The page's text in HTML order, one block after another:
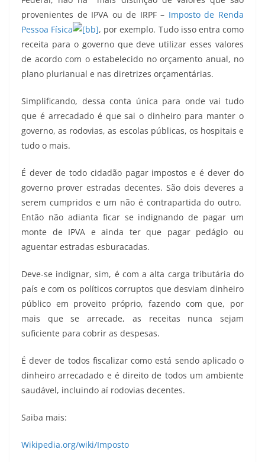
provenientes de IPVA ou de IRPF – Imposto de Renda
Pessoa Física
, por exemplo. Tudo isso entra como
receita para o governo que deve utilizar esses valores
de acordo com o estabelecido no orçamento anual, no
plano plurianual e nas diretrizes orçamentárias.
Simplificando, dessa conta única para onde vai tudo
que é arrecadado é que sai o dinheiro para manter o
governo, as rodovias, as escolas públicas, os hospitais e
tudo o mais.
É dever de todo cidadão pagar impostos e é dever do
governo prover estradas decentes. São dois deveres a
serem cumpridos e um não é contrapartida do outro.
Então não adianta ficar se indignando de pagar um
monte de IPVA e ainda ter que pagar pedágio ou
aguentar estradas esburacadas.
Deve-se indignar, sim, é com a alta carga tributária do
país e com os políticos corruptos que desviam dinheiro
público em proveito próprio, fazendo com que, por
mais que se arrecade, as receitas nunca sejam
suficiente para cobrir as despesas.
É dever de todos fiscalizar como está sendo aplicado o
dinheiro arrecadado e é direito de todos um ambiente
saudável, incluindo aí rodovias decentes.
Saiba mais:
Wikipedia.org/wiki/Imposto